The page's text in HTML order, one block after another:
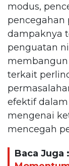
modus,
pencegahan
dampaknya
penguatan
terkait
efektif
mengenai
mencegah
Baca Juga :